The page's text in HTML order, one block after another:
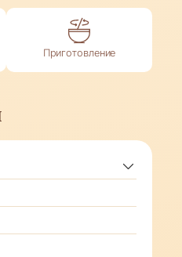
Приготовление